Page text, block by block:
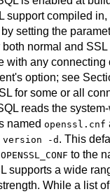
support compiled in,
setting the
both normal and SSL
with any
option; see
for some or all
reads the
named openssl.cnf
version -d. This
OPENSSL_CONF to the
supports a wide
While a list